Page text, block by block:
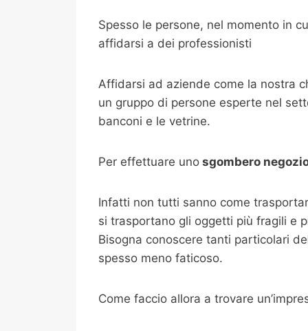
Spesso le persone, nel momento in
affidarsi a dei professionisti
Affidarsi ad aziende come la nostra
un gruppo di persone esperte nel
banconi e le vetrine.
Per effettuare uno sgombero
Infatti non tutti sanno come
si trasportano gli oggetti più fragili e
Bisogna conoscere tanti particolari
spesso meno faticoso.
Come faccio allora a trovare